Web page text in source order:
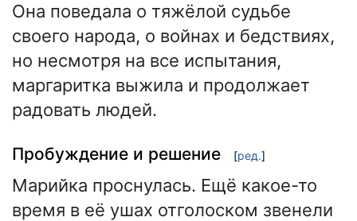
Она поведала о тяжёлой судьбе
своего народа, о войнах и бедствиях,
но несмотря на все испытания,
маргаритка выжила и продолжает
радовать людей.
Пробуждение и решение [ред.]
Марийка проснулась. Ещё какое-то
время в её ушах отголоском звенели